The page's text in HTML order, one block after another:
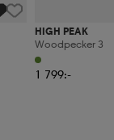
HIGH PEAK
Woodpecker 3
1 799:-